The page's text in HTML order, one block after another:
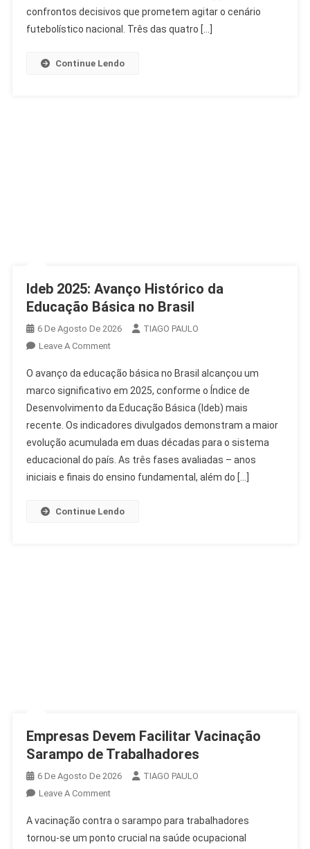
Podem
Ser
confrontos decisivos que prometem agitar o cenário
futebolístico nacional. Três das quatro […]
Continue Lendo
Ideb 2025: Avanço Histórico da
Educação Básica no Brasil
6 De Agosto De 2026
TIAGO PAULO
Leave A CommentOn
2025:
Avanço
Histórico
Da
Educação
Básica
O avanço da educação básica no Brasil alcançou um
marco significativo em 2025, conforme o Índice de
Desenvolvimento da Educação Básica (Ideb) mais
recente. Os indicadores divulgados demonstram a maior
evolução acumulada em duas décadas para o sistema
educacional do país. As três fases avaliadas – anos
iniciais e finais do ensino fundamental, além do […]
Continue Lendo
Empresas Devem Facilitar Vacinação
Sarampo de Trabalhadores
6 De Agosto De 2026
TIAGO PAULO
Leave A CommentOn
Devem
Facilitar
A vacinação contra o sarampo para trabalhadores
tornou-se um ponto crucial na saúde ocupacional